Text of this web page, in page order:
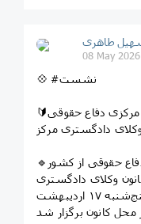
08 May
💠 #نشست
🔰برگزاری نشست‌های تخصصی ستاد مرکزی دفاع حقوقی
دادگستری مرکز
🔹نشست‌های تخصصی ستاد مرکزی دفاع حقوقی از کشور
وکلای دادگستری
مرکز تشکیل شده است، صبح امروز پنج‌شنبه ۱۷ اردیبهشت